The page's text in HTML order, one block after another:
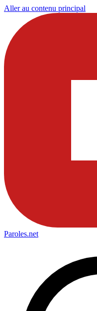
Aller au contenu principal
Paroles.net